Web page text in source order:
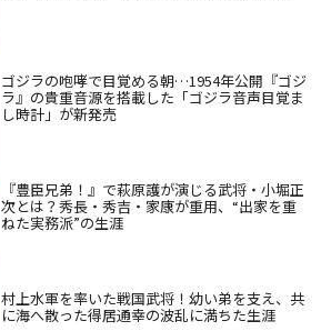
ゴジラの咆哮で目覚める朝…1954年公開『ゴジ
ラ』の貴重音源を搭載した「ゴジラ音声目覚ま
し時計」が新発売
『豊臣兄弟！』で萩原護が演じる武将・小堀正
次とは？秀長・秀吉・家康が重用、“出家を重
ねた実務派”の生涯
村上水軍を率いた戦国武将！幼い弟を支え、共
に海へ散った得居通幸の波乱に満ちた生涯